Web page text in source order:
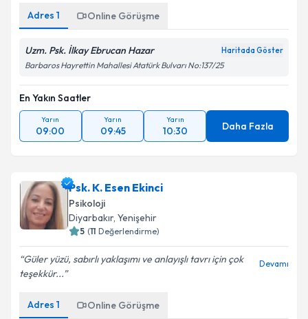
kapsamda işlenmesini kabul ediyorum.
Takvim Talebini Gönder
Adres 1 Online Görüşme
Uzm. Psk. İlkay Ebrucan Hazar Haritada Göster
Barbaros Hayrettin Mahallesi Atatürk Bulvarı No:137/25
En Yakın Saatler
Yarın
09:00
Yarın
09:45
Yarın
10:30 Daha Fazla
Psk. K. Esen Ekinci
Psikoloji
Diyarbakır, Yenişehir
5 (11 Değerlendirme)
Güler yüzü, sabırlı yaklaşımı ve anlayışlı tavrı için çok
teşekkür...
Devamı
Adres 1 Online Görüşme